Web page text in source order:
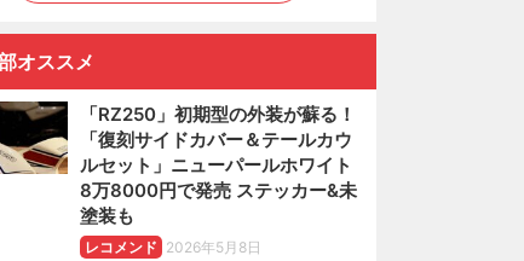
オススメ
「RZ250」初期型の外装が蘇る！
「復刻サイドカバー＆テールカウ
ルセット」ニューパールホワイト
8万8000円で発売 ステッカー&未
塗装も
レコメンド 2026年5月8日